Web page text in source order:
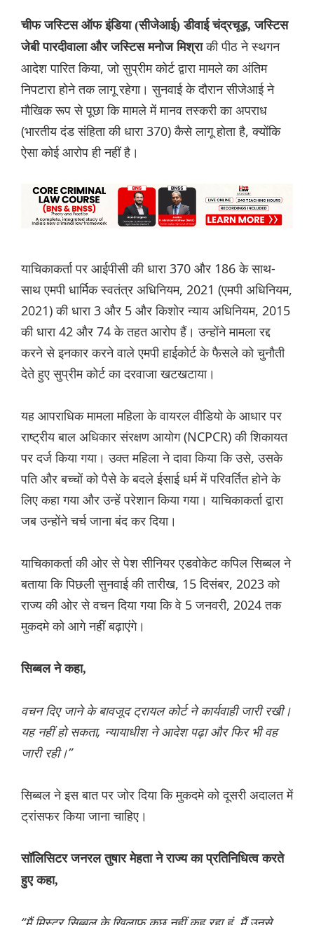
चीफ जस्टिस ऑफ इंडिया (सीजेआई) डीवाई चंद्रचूड़, जस्टिस
जेबी पारदीवाला और जस्टिस मनोज मिश्राकी पीठ ने स्थगन
आदेश पारित किया, जो सुप्रीम कोर्ट द्वारा मामले का अंतिम
निपटारा होने तक लागू रहेगा। सुनवाई के दौरान सीजेआई ने
मौखिक रूप से पूछा कि मामले में मानव तस्करी का अपराध
(भारतीय दंड संहिता की धारा 370) कैसे लागू होता है, क्योंकि
ऐसा कोई आरोप ही नहीं है।
याचिकाकर्ता पर आईपीसी की धारा 370 और 186 के साथ-
साथ एमपी धार्मिक स्वतंत्र अधिनियम, 2021 (एमपी अधिनियम,
2021) की धारा 3 और 5 और किशोर न्याय अधिनियम, 2015
की धारा 42 और 74 के तहत आरोप हैं। उन्होंने मामला रद्द
करने से इनकार करने वाले एमपी हाईकोर्ट के फैसले को चुनौती
देते हुए सुप्रीम कोर्ट का दरवाजा खटखटाया।
यह आपराधिक मामला महिला के वायरल वीडियो के आधार पर
राष्ट्रीय बाल अधिकार संरक्षण आयोग (NCPCR) की शिकायत
पर दर्ज किया गया। उक्त महिला ने दावा किया कि उसे, उसके
पति और बच्चों को पैसे के बदले ईसाई धर्म में परिवर्तित होने के
लिए कहा गया और उन्हें परेशान किया गया। याचिकाकर्ता द्वारा
जब उन्होंने चर्च जाना बंद कर दिया।
याचिकाकर्ता की ओर से पेश सीनियर एडवोकेट कपिल सिब्बल ने
बताया कि पिछली सुनवाई की तारीख, 15 दिसंबर, 2023 को
राज्य की ओर से वचन दिया गया कि वे 5 जनवरी, 2024 तक
मुकदमे को आगे नहीं बढ़ाएंगे।
सिब्बल ने कहा,
वचन दिए जाने के बावजूद ट्रायल कोर्ट ने कार्यवाही जारी रखी।
यह नहीं हो सकता, न्यायाधीश ने आदेश पढ़ा और फिर भी वह
जारी रही।”
सिब्बल ने इस बात पर जोर दिया कि मुकदमे को दूसरी अदालत में
ट्रांसफर किया जाना चाहिए।
सॉलिसिटर जनरल तुषार मेहता ने राज्य का प्रतिनिधित्व करते
हुए कहा,